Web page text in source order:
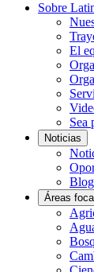
Sobre
El
Sea
Noticias
Blog
Áreas